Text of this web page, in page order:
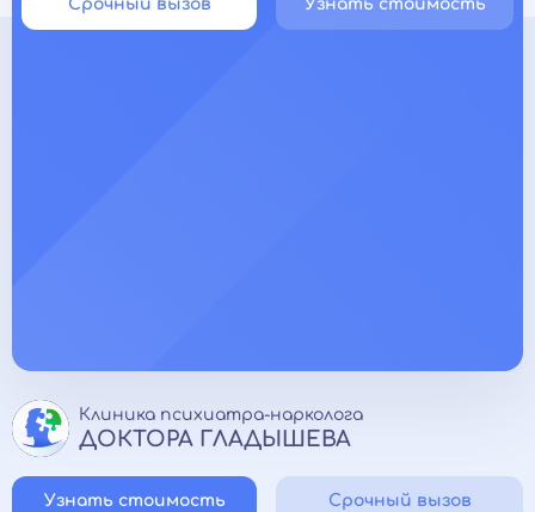
Срочный вызов Узнать стоимость
Клиника психиатра-нарколога
ДОКТОРА ГЛАДЫШЕВА
Узнать стоимость Срочный вызов